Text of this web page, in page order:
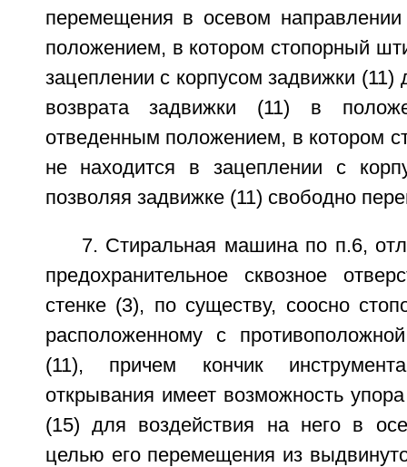
перемещения в осевом
положением, в котором стопорный
зацеплении с корпусом задвижки
возврата задвижки (11) в
отведенным положением, в котором
не находится в зацеплении с
позволяя задвижке (11) свободно
7. Стиральная машина по п.6,
предохранительное сквозное
стенке (3), по существу, соосно
расположенному с
(11), причем кончик
открывания имеет возможность
(15) для воздействия на него в
целью его перемещения из